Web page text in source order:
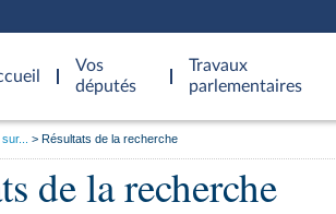
Vos
députés
Travaux
parlementaires
Résultats de la recherche
de la recherche